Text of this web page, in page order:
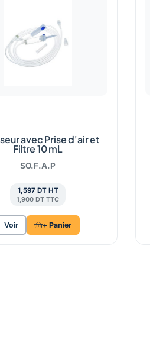
avec Prise d'air et
Filtre 10 mL
SO.F.A.P
1,597 DT HT
1,900 DT TTC
Voir + Panier